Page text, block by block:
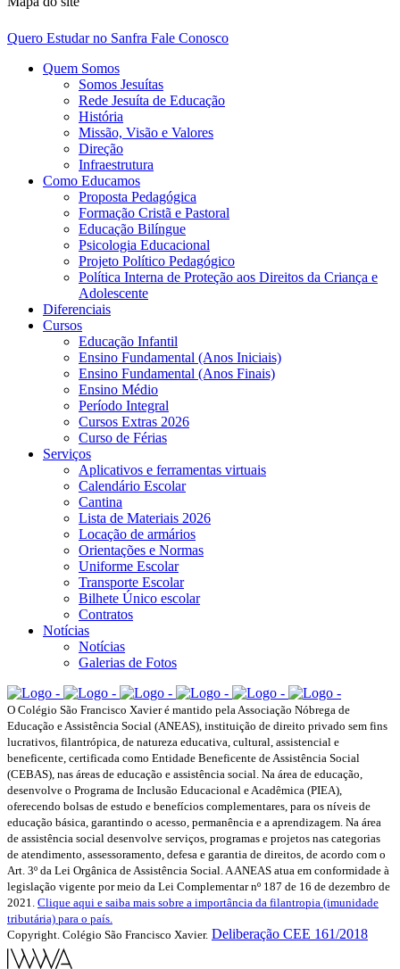
Quero Estudar no Sanfra Fale Conosco
Quem Somos
Somos Jesuítas
Rede Jesuíta de Educação
História
Missão, Visão e Valores
Direção
Infraestrutura
Como Educamos
Proposta Pedagógica
Formação Cristã e Pastoral
Educação Bilíngue
Psicologia Educacional
Projeto Político Pedagógico
Política Interna de Proteção aos Direitos da Criança e
Adolescente
Diferenciais
Cursos
Educação Infantil
Ensino Fundamental (Anos Iniciais)
Ensino Fundamental (Anos Finais)
Ensino Médio
Período Integral
Cursos Extras 2026
Curso de Férias
Serviços
Aplicativos e ferramentas virtuais
Calendário Escolar
Cantina
Lista de Materiais 2026
Locação de armários
Orientações e Normas
Uniforme Escolar
Transporte Escolar
Bilhete Único escolar
Contratos
Notícias
Notícias
Galerias de Fotos
O Colégio São Francisco Xavier é mantido pela Associação Nóbrega de
Educação e Assistência Social (ANEAS), instituição de direito privado sem fins
lucrativos, filantrópica, de natureza educativa, cultural, assistencial e
beneficente, certificada como Entidade Beneficente de Assistência Social
(CEBAS), nas áreas de educação e assistência social. Na área de educação,
desenvolve o Programa de Inclusão Educacional e Acadêmica (PIEA),
oferecendo bolsas de estudo e benefícios complementares, para os níveis de
educação básica, garantindo o acesso, permanência e a aprendizagem. Na área
de assistência social desenvolve serviços, programas e projetos nas categorias
de atendimento, assessoramento, defesa e garantia de direitos, de acordo com o
Art. 3º da Lei Orgânica de Assistência Social. A ANEAS atua em conformidade à
legislação vigente por meio da Lei Complementar nº 187 de 16 de dezembro de
2021. Clique aqui e saiba mais sobre a importância da filantropia (imunidade
tributária) para o país.
Copyright. Colégio São Francisco Xavier. Deliberação CEE 161/2018